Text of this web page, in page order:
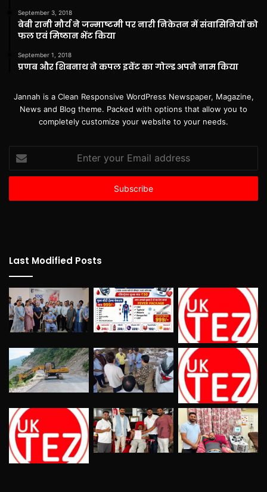
September 3, 2018
बेबी रानी मौर्य ने जन्माष्टमी पर नारी निकेतन में संवासिनियों को
फल एवं मिष्ठान भेंट किया
September 1, 2018
प्रणब और शिबनाथ ने कपल इवेंट का गोल्ड अपने नाम किया
Jannah is a Clean Responsive WordPress Newspaper, Magazine,
News and Blog theme. Packed with options that allow you to
completely customize your website to your needs.
your
Email
Last Modified Posts